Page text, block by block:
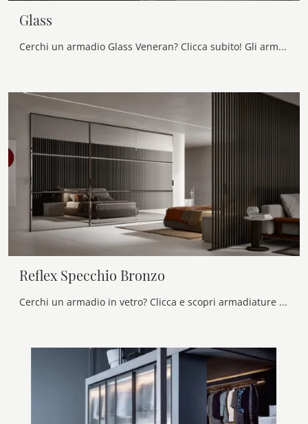
Glass
Cerchi un armadio Glass Veneran? Clicca subito! Gli armadi componibili con ante battenti ti aspettano.
Reflex Specchio Bronzo
Cerchi un armadio in vetro? Clicca e scopri armadiature a muro con ante scorrevoli di Veneran.